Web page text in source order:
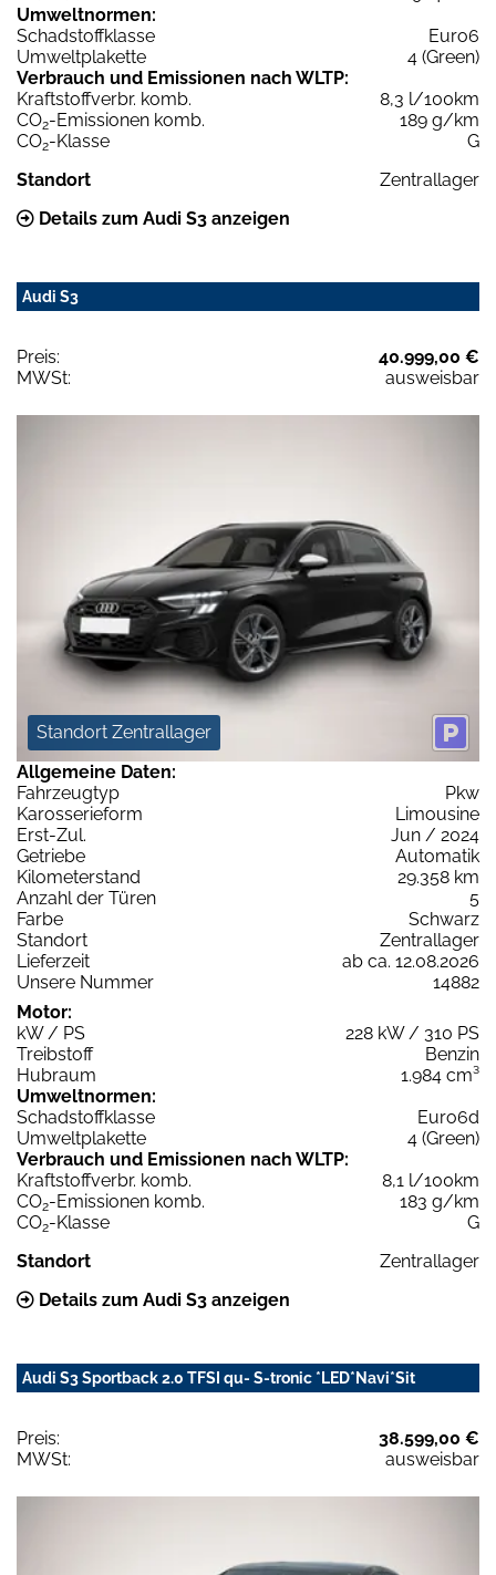
Umweltnormen:
Schadstoffklasse
Euro6
Umweltplakette
4 (Green)
Verbrauch und Emissionen nach WLTP:
Kraftstoffverbr. komb.
8,3 l/100km
CO2-Emissionen komb.
189 g/km
CO2-Klasse
G
Standort
Zentrallager
Details zum Audi S3 anzeigen
Audi S3
Preis:
40.999,00 €
MWSt:
ausweisbar
Standort Zentrallager
Allgemeine Daten:
Fahrzeugtyp
Pkw
Karosserieform
Limousine
Erst-Zul.
Jun / 2024
Getriebe
Automatik
Kilometerstand
29.358 km
Anzahl der Türen
5
Farbe
Schwarz
Standort
Zentrallager
Lieferzeit
ab ca. 12.08.2026
Unsere Nummer
14882
Motor:
kW / PS
228 kW / 310 PS
Treibstoff
Benzin
Hubraum
1.984 cm³
Umweltnormen:
Schadstoffklasse
Euro6d
Umweltplakette
4 (Green)
Verbrauch und Emissionen nach WLTP:
Kraftstoffverbr. komb.
8,1 l/100km
CO2-Emissionen komb.
183 g/km
CO2-Klasse
G
Standort
Zentrallager
Details zum Audi S3 anzeigen
Audi S3 Sportback 2.0 TFSI qu- S-tronic *LED*Navi*Sit
Preis:
38.599,00 €
MWSt:
ausweisbar